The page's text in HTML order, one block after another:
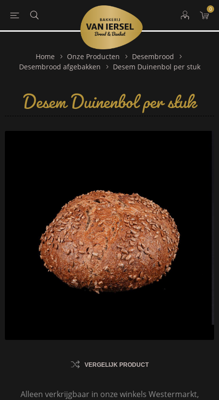
0
Home Onze Producten
Desembrood
Desembrood afgebakken
Desem Duinenbol per stuk
Desem Duinenbol per stuk
VERGELIJK PRODUCT
Alleen verkrijgbaar in onze winkels Westermarkt,